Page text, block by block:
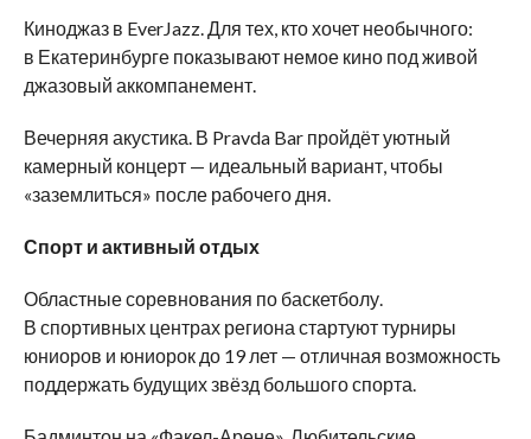
Киноджаз в EverJazz. Для тех, кто хочет необычного:
в Екатеринбурге показывают немое кино под живой
джазовый аккомпанемент.
Вечерняя акустика. В Pravda Bar пройдёт уютный
камерный концерт — идеальный вариант, чтобы
«заземлиться» после рабочего дня.
Спорт и активный отдых
Областные соревнования по баскетболу.
В спортивных центрах региона стартуют турниры
юниоров и юниорок до 19 лет — отличная возможность
поддержать будущих звёзд большого спорта.